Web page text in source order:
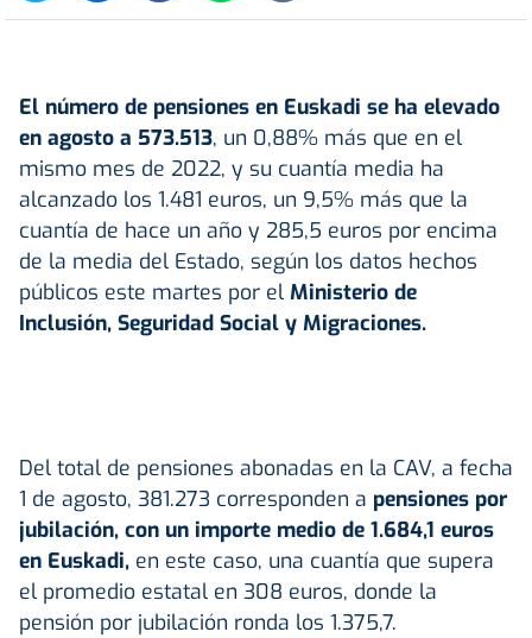
El número de pensiones en Euskadi se ha elevado
en agosto a 573.513, un 0,88% más que en el
mismo mes de 2022, y su cuantía media ha
alcanzado los 1.481 euros, un 9,5% más que la
cuantía de hace un año y 285,5 euros por encima
de la media del Estado, según los datos hechos
públicos este martes por el Ministerio de
Inclusión, Seguridad Social y Migraciones.
Del total de pensiones abonadas en la CAV, a fecha
1 de agosto, 381.273 corresponden a pensiones por
jubilación, con un importe medio de 1.684,1 euros
en Euskadi, en este caso, una cuantía que supera
el promedio estatal en 308 euros, donde la
pensión por jubilación ronda los 1.375,7.